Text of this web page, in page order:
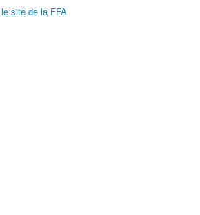
le site de la FFA